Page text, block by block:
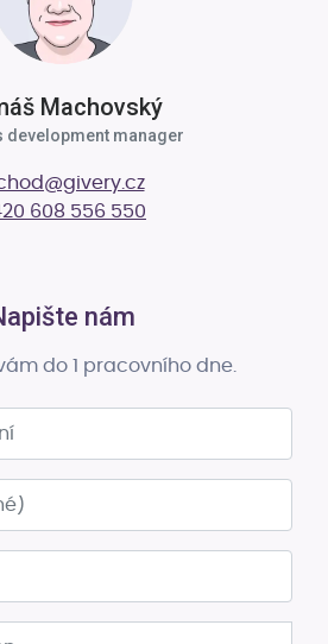
Machovský
development manager
608 556 550
nám
do 1 pracovního dne.